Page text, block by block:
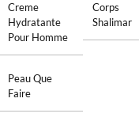
Creme
Hydratante
Pour Homme
Corps
Shalimar
Peau Que
Faire